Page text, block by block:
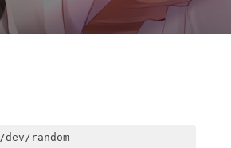
: Only 19/20 bytes of strong random data available from /dev/random